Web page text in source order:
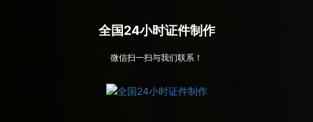
全国24小时证件制作
微信扫一扫与我们联系！